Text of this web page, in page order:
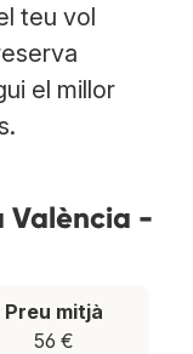
teu vol
el millor
València -
Preu mitjà
56 €